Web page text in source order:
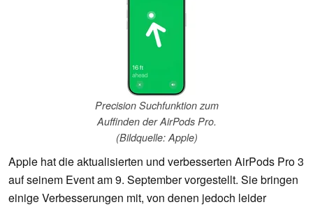
Precision Suchfunktion zum
Auffinden der AirPods Pro.
(Bildquelle: Apple)
Apple hat die aktualisierten und verbesserten AirPods Pro 3
auf seinem Event am 9. September vorgestellt. Sie bringen
einige Verbesserungen mit, von denen jedoch leider